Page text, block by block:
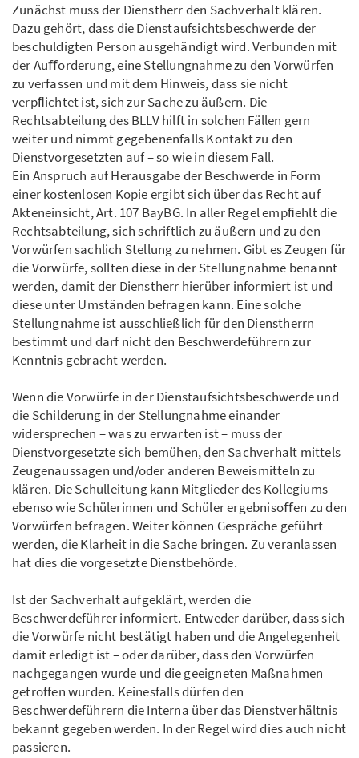
Zunächst muss der Dienstherr den Sachverhalt klären.
Dazu gehört, dass die Dienstaufsichtsbeschwerde der
beschuldigten Person ausgehändigt wird. Verbunden mit
der Auﬀorderung, eine Stellungnahme zu den Vorwürfen
zu verfassen und mit dem Hinweis, dass sie nicht
verpﬂichtet ist, sich zur Sache zu äußern. Die
Rechtsabteilung des BLLV hilft in solchen Fällen gern
weiter und nimmt gegebenenfalls Kontakt zu den
Dienstvorgesetzten auf – so wie in diesem Fall.
Ein Anspruch auf Herausgabe der Beschwerde in Form
einer kostenlosen Kopie ergibt sich über das Recht auf
Akteneinsicht, Art. 107 BayBG. In aller Regel empﬁehlt die
Rechtsabteilung, sich schriftlich zu äußern und zu den
Vorwürfen sachlich Stellung zu nehmen. Gibt es Zeugen für
die Vorwürfe, sollten diese in der Stellungnahme benannt
werden, damit der Dienstherr hierüber informiert ist und
diese unter Umständen befragen kann. Eine solche
Stellungnahme ist ausschließlich für den Dienstherrn
bestimmt und darf nicht den Beschwerdeführern zur
Kenntnis gebracht werden.
Wenn die Vorwürfe in der Dienstaufsichtsbeschwerde und
die Schilderung in der Stellungnahme einander
widersprechen – was zu erwarten ist – muss der
Dienstvorgesetzte sich bemühen, den Sachverhalt mittels
Zeugenaussagen und/oder anderen Beweismitteln zu
klären. Die Schulleitung kann Mitglieder des Kollegiums
ebenso wie Schülerinnen und Schüler ergebnisoﬀen zu den
Vorwürfen befragen. Weiter können Gespräche geführt
werden, die Klarheit in die Sache bringen. Zu veranlassen
hat dies die vorgesetzte Dienstbehörde.
Ist der Sachverhalt aufgeklärt, werden die
Beschwerdeführer informiert. Entweder darüber, dass sich
die Vorwürfe nicht bestätigt haben und die Angelegenheit
damit erledigt ist – oder darüber, dass den Vorwürfen
nachgegangen wurde und die geeigneten Maßnahmen
getroffen wurden. Keinesfalls dürfen den
Beschwerdeführern die Interna über das Dienstverhältnis
bekannt gegeben werden. In der Regel wird dies auch nicht
passieren.